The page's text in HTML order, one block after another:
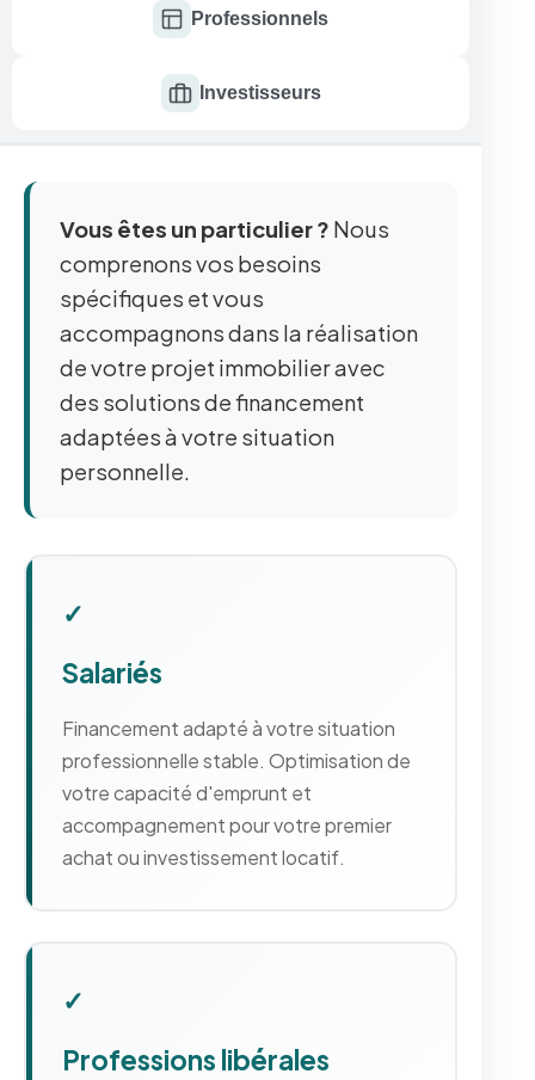
Professionnels
Investisseurs
Vous êtes un particulier ? Nous
comprenons vos besoins
spécifiques et vous
accompagnons dans la réalisation
de votre projet immobilier avec
des solutions de financement
adaptées à votre situation
personnelle.
✓
Salariés
Financement adapté à votre situation
professionnelle stable. Optimisation de
votre capacité d'emprunt et
accompagnement pour votre premier
achat ou investissement locatif.
✓
Professions libérales